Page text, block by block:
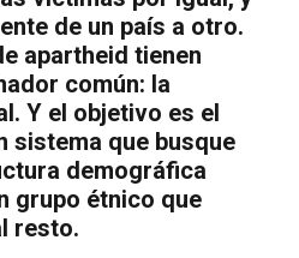
de un país a otro.
apartheid tienen
común: la
Y el objetivo es el
sistema que busque
demográfica
grupo étnico que
resto.